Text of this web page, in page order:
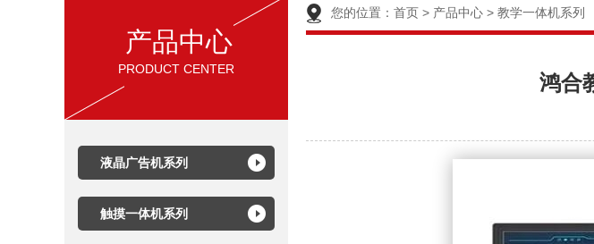
产品中心
PRODUCT CENTER
液晶广告机系列
触摸一体机系列
您的位置： 首页 > 产品中心 > 教学一体机系列
鸿合